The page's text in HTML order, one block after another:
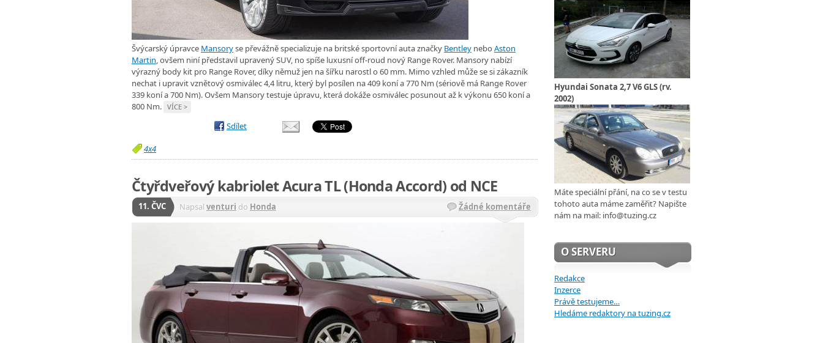
Švýcarský úpravce Mansoryse převážně specializuje na britské sportovní auta značky Bentley nebo Aston
Martin, ovšem niní představil upravený SUV, no spíše luxusní off-roud nový Range Rover. Mansory nabízí
výrazný body kit pro Range Rover, díky němuž jen na šířku narostl o 60 mm. Mimo vzhled může se si zákazník
nechat i upravit vznětový osmiválec 4,4 litru, který byl posílen na 409 koní a 770 Nm (sériově má Range Rover
339 koní a 700 Nm). Ovšem Mansory testuje úpravu, která dokáže osmiválec posunout až k výkonu 650 koní a
800 Nm. VÍCE >
Sdílet
4x4
Čtyřdveřový kabriolet Acura TL (Honda Accord) od NCE
11. ČVC Napsal venturi do Honda Žádné komentáře
Hyundai Sonata 2,7 V6 GLS (rv.
2002)
Máte speciální přání, na co se v testu
tohoto auta máme zaměřit? Napište
nám na mail: info@tuzing.cz
O SERVERU
Redakce
Inzerce
Právě testujeme…
Hledáme redaktory na tuzing.cz